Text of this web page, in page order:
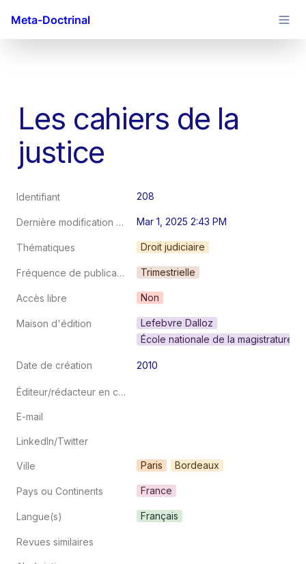
Meta-Doctrinal
Les cahiers de la
justice
Identifiant 208
Dernière modification au Mar 1, 2025 2:43 PM
Thématiques Droit judiciaire
Fréquence de publication Trimestrielle
Accès libre Non
Maison d'édition
Lefebvre Dalloz
École nationale de la magistrature
Date de création 2010
Éditeur/rédacteur en chef
E-mail
LinkedIn/Twitter
Ville Paris Bordeaux
Pays ou Continents France
Langue(s) Français
Revues similaires